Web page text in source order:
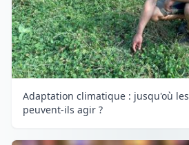
Adaptation climatique : jusqu'où
peuvent-ils agir ?